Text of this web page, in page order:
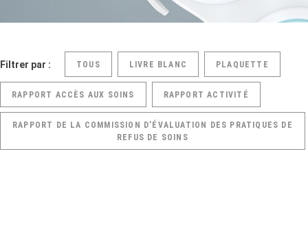
Filtrer par : TOUS LIVRE BLANC PLAQUETTE
RAPPORT ACCÈS AUX SOINS RAPPORT ACTIVITÉ
RAPPORT DE LA COMMISSION D’ÉVALUATION DES PRATIQUES DE
REFUS DE SOINS